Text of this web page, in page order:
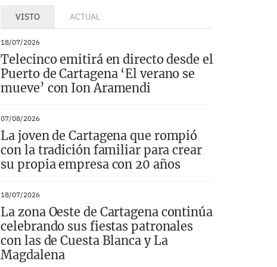
VISTO ACTUAL
18/07/2026
Telecinco emitirá en directo desde el
Puerto de Cartagena ‘El verano se
mueve’ con Ion Aramendi
07/08/2026
La joven de Cartagena que rompió
con la tradición familiar para crear
su propia empresa con 20 años
18/07/2026
La zona Oeste de Cartagena continúa
celebrando sus fiestas patronales
con las de Cuesta Blanca y La
Magdalena